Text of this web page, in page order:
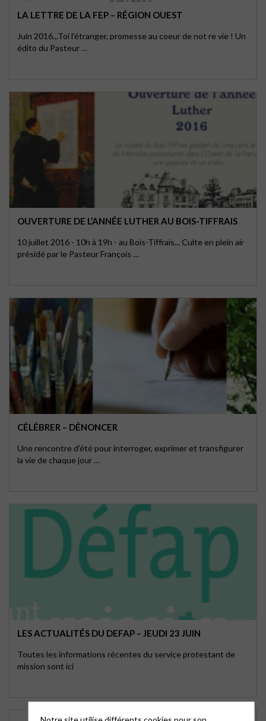
LA LETTRE DE LA FEP – RÉGION OUEST
Juin 2016...Toi l’étranger, promesse au coeur de not re vie ! Un
édito du Pasteur …
OUVERTURE DE L’ANNÉE LUTHER AU BOIS-TIFFRAIS
10 juillet 2016 - 10h à 19h - au Bois-Tiffrais... Culte en plein air
présidé par le Pasteur François …
CÉLÉBRER – DÉNONCER
Une rencontre d’été pour interroger, exprimer et transfigurer
la vie de chaque jour …
LES ACTUALITÉS DU DEFAP – JEUDI 23 JUIN
Toutes les informations récentes du service protestant de
mission sont ici
Notre site utilise différents cookies pour son